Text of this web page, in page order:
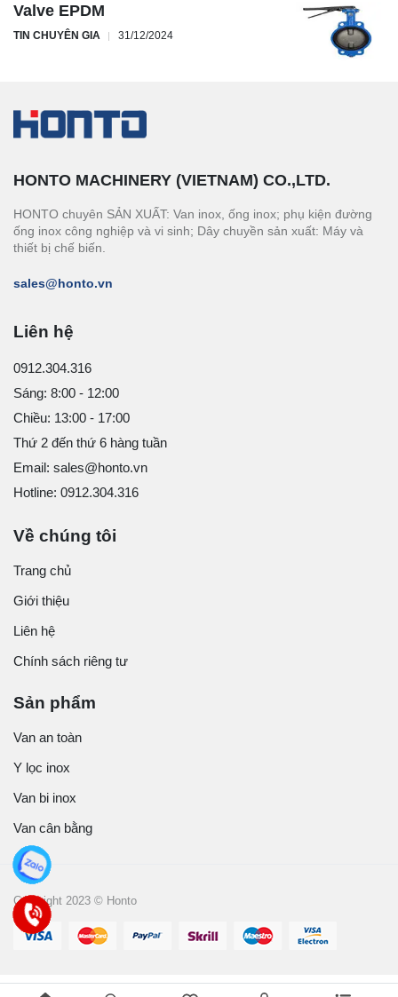
Valve EPDM
TIN CHUYÊN GIA 31/12/2024
HONTO MACHINERY (VIETNAM) CO.,LTD.
HONTO chuyên SẢN XUẤT: Van inox, ống inox; phụ kiện đường
ống inox công nghiệp và vi sinh; Dây chuyền sản xuất: Máy và
thiết bị chế biến.
sales@honto.vn
Liên hệ
0912.304.316
Sáng: 8:00 - 12:00
Chiều: 13:00 - 17:00
Thứ 2 đến thứ 6 hàng tuần
Email: sales@honto.vn
Hotline: 0912.304.316
Về chúng tôi
Trang chủ
Giới thiệu
Liên hệ
Chính sách riêng tư
Sản phẩm
Van an toàn
Y lọc inox
Van bi inox
Van cân bằng
Copyright 2023 © Honto